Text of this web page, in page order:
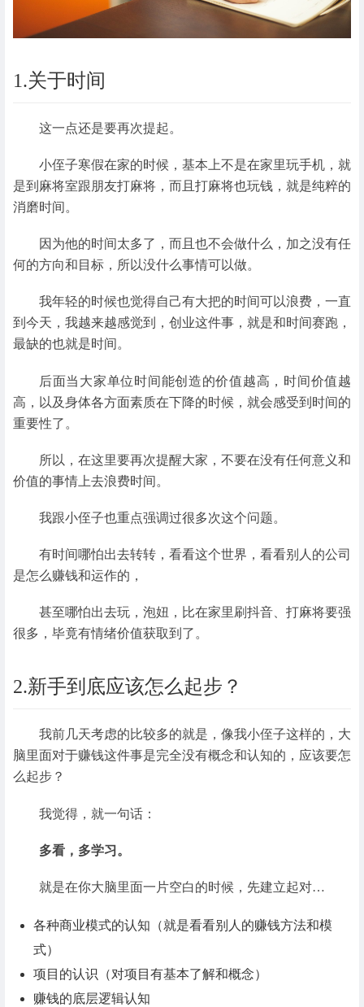
1.关于时间
这一点还是要再次提起。
小侄子寒假在家的时候，基本上不是在家里玩手机，就
是到麻将室跟朋友打麻将，而且打麻将也玩钱，就是纯粹的
消磨时间。
因为他的时间太多了，而且也不会做什么，加之没有任
何的方向和目标，所以没什么事情可以做。
我年轻的时候也觉得自己有大把的时间可以浪费，一直
到今天，我越来越感觉到，创业这件事，就是和时间赛跑，
最缺的也就是时间。
后面当大家单位时间能创造的价值越高，时间价值越
高，以及身体各方面素质在下降的时候，就会感受到时间的
重要性了。
所以，在这里要再次提醒大家，不要在没有任何意义和
价值的事情上去浪费时间。
我跟小侄子也重点强调过很多次这个问题。
有时间哪怕出去转转，看看这个世界，看看别人的公司
是怎么赚钱和运作的，
甚至哪怕出去玩，泡妞，比在家里刷抖音、打麻将要强
很多，毕竟有情绪价值获取到了。
2.新手到底应该怎么起步？
我前几天考虑的比较多的就是，像我小侄子这样的，大
脑里面对于赚钱这件事是完全没有概念和认知的，应该要怎
么起步？
我觉得，就一句话：
多看，多学习。
就是在你大脑里面一片空白的时候，先建立起对…
各种商业模式的认知（就是看看别人的赚钱方法和模
式）
项目的认识（对项目有基本了解和概念）
赚钱的底层逻辑认知